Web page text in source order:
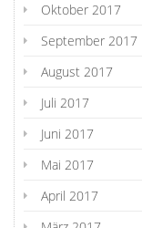
Oktober 2017
September 2017
August 2017
Juli 2017
Juni 2017
Mai 2017
April 2017